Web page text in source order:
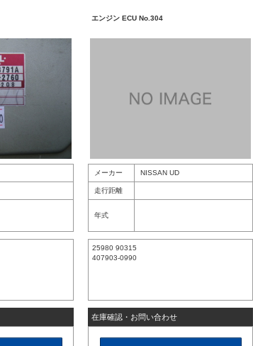
エンジン ECU No.304
メーカー NISSAN UD
走行距離
年式
25980 90315
407903-0990
在庫確認・お問い合わせ